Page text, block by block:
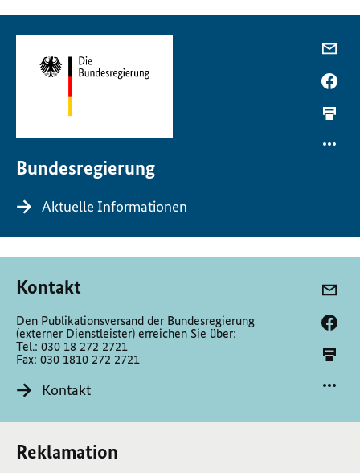
Bundesregierung
Aktuelle Informationen
Kontakt
Den Publikationsversand der Bundesregierung
(externer Dienstleister) erreichen Sie über:
Tel.: 030 18 272 2721
Fax: 030 1810 272 2721
Kontakt
Reklamation